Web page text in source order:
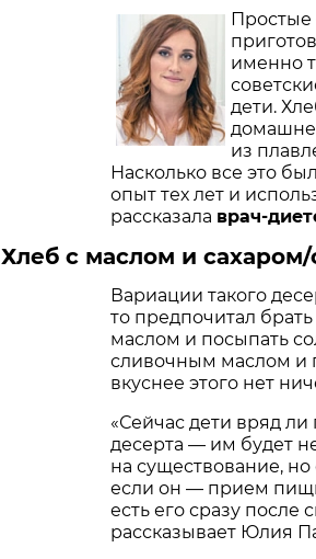
Простые
именно
дети.
из
Насколько все это
опыт тех лет и
рассказала врач-
Хлеб с маслом и
Вариации такого
то предпочитал
маслом и посыпать
сливочным маслом и
вкуснее этого нет
«Сейчас дети вряд ли
десерта — им будет
на существование,
если он — прием
есть его сразу после
рассказывает Юлия